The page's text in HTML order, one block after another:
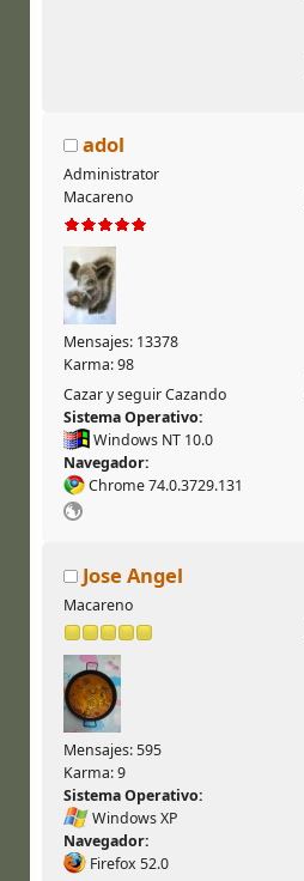
adol
Administrator
Macareno
Mensajes: 13378
Karma: 98
Cazar y seguir Cazando
Sistema Operativo:
Windows NT 10.0
Navegador:
Chrome 74.0.3729.131
Jose Angel
Macareno
Mensajes: 595
Karma: 9
Sistema Operativo:
Windows XP
Navegador:
Firefox 52.0